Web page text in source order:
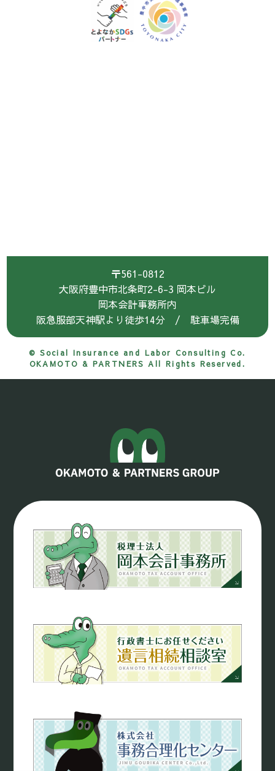
〒561-0812
大阪府豊中市北条町2-6-3 岡本ビル
岡本会計事務所内
阪急服部天神駅より徒歩14分 / 駐車場完備
© Social Insurance and Labor Consulting Co.
OKAMOTO & PARTNERS All Rights Reserved.